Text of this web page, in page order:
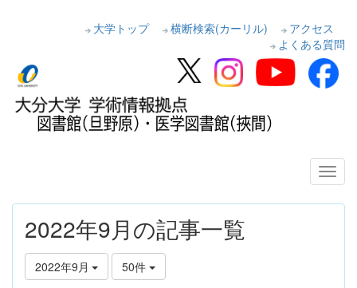
大学トップ 横断検索(カーリル)
アクセス
よくある質問
2022年9月の記事一覧
2022年9月 50件